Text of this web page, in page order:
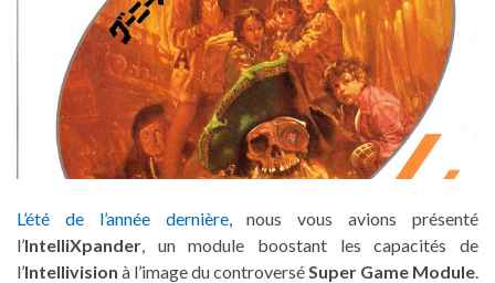
L’été de l’année dernière, nous vous avions présenté
l’IntelliXpander, un module boostant les capacités de
l’Intellivision à l’image du controverséSuper Game Module.